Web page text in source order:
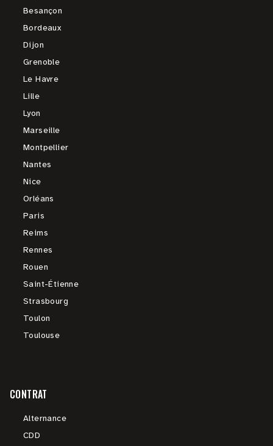
Besançon
Bordeaux
Dijon
Grenoble
Le Havre
Lille
Lyon
Marseille
Montpellier
Nantes
Nice
Orléans
Paris
Reims
Rennes
Rouen
Saint-Étienne
Strasbourg
Toulon
Toulouse
CONTRAT
Alternance
CDD